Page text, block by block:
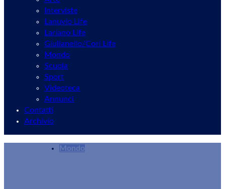
Interviste
Lanuvio Life
Lariano Life
Giulianello/Cori Life
Mondo
Scuola
Sport
Videoteca
Annunci
Contatti
Archivio
Mondo